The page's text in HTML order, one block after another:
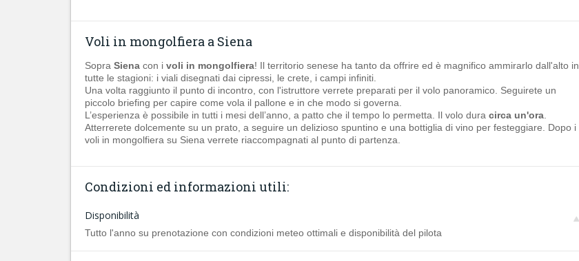
Voli in mongolfiera a Siena
Sopra Siena con i voli in mongolfiera! Il territorio senese ha tanto da offrire ed è magnifico ammirarlo dall'alto in
tutte le stagioni: i viali disegnati dai cipressi, le crete, i campi infiniti.
Una volta raggiunto il punto di incontro, con l'istruttore verrete preparati per il volo panoramico. Seguirete un
piccolo briefing per capire come vola il pallone e in che modo si governa.
L’esperienza è possibile in tutti i mesi dell’anno, a patto che il tempo lo permetta. Il volo dura circa un'ora
Atterrerete dolcemente su un prato, a seguire un delizioso spuntino e una bottiglia di vino per festeggiare. Dopo i
voli in mongolfiera su Siena verrete riaccompagnati al punto di partenza.
Condizioni ed informazioni utili:
Disponibilità
Tutto l'anno su prenotazione con condizioni meteo ottimali e disponibilità del pilota